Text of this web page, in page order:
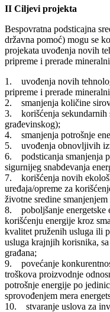
II Ciljevi projekta
Bespovratna podsticajna
državna pomoć) mogu se
projekata uvođenja novih
pripreme i prerade
1. uvođenja novih
pripreme i prerade
2. smanjenja količine
3. korišćenja sekundarnih
građevinskog);
4. smanjenja potrošnje
5. uvođenja obnovljivih
6. podsticanja smanjenja
sigurnijeg snabdevanja
7. korišćenja novih
uređaja/opreme za
životne sredine
8. poboljšanje energetske
korišćenju energije kroz
kvalitet pruženih usluga ili
usluga krajnjih korisnika,
građana;
9. povećanje
troškova proizvodnje
potrošnje energije po
sprovođenjem mera
10. stvaranje uslova za